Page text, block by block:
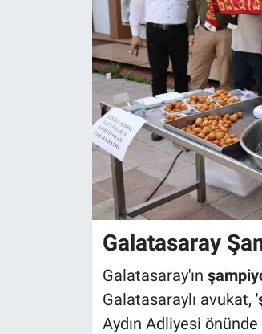
Galatasaray
Galatasaray'ın
Galatasaraylı avukat, '
Aydın Adliyesi